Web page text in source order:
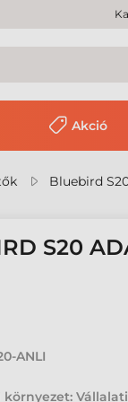
Akció
Bluebird
S20
ANLI
Vállalati